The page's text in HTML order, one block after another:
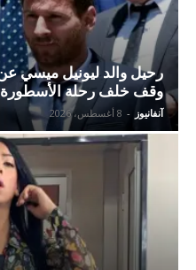
وقف خلف رحلة الأسطورة
آنفانيوز - 8 أغسطس، 2026